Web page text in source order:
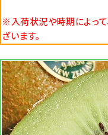
※入荷状況や時期によって
ざいます。